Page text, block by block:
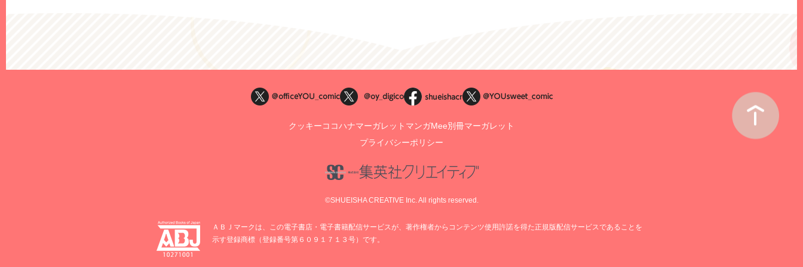
クッキーココハナマーガレット マンガMee別冊マーガレット
プライバシーポリシー
©SHUEISHA CREATIVE Inc. All rights reserved.
ＡＢＪマークは、この電子書店・電子書籍配信サービスが、著作権者からコンテンツ使用許諾を得た正規版配信サービスであることを
示す登録商標（登録番号第６０９１７１３号）です。